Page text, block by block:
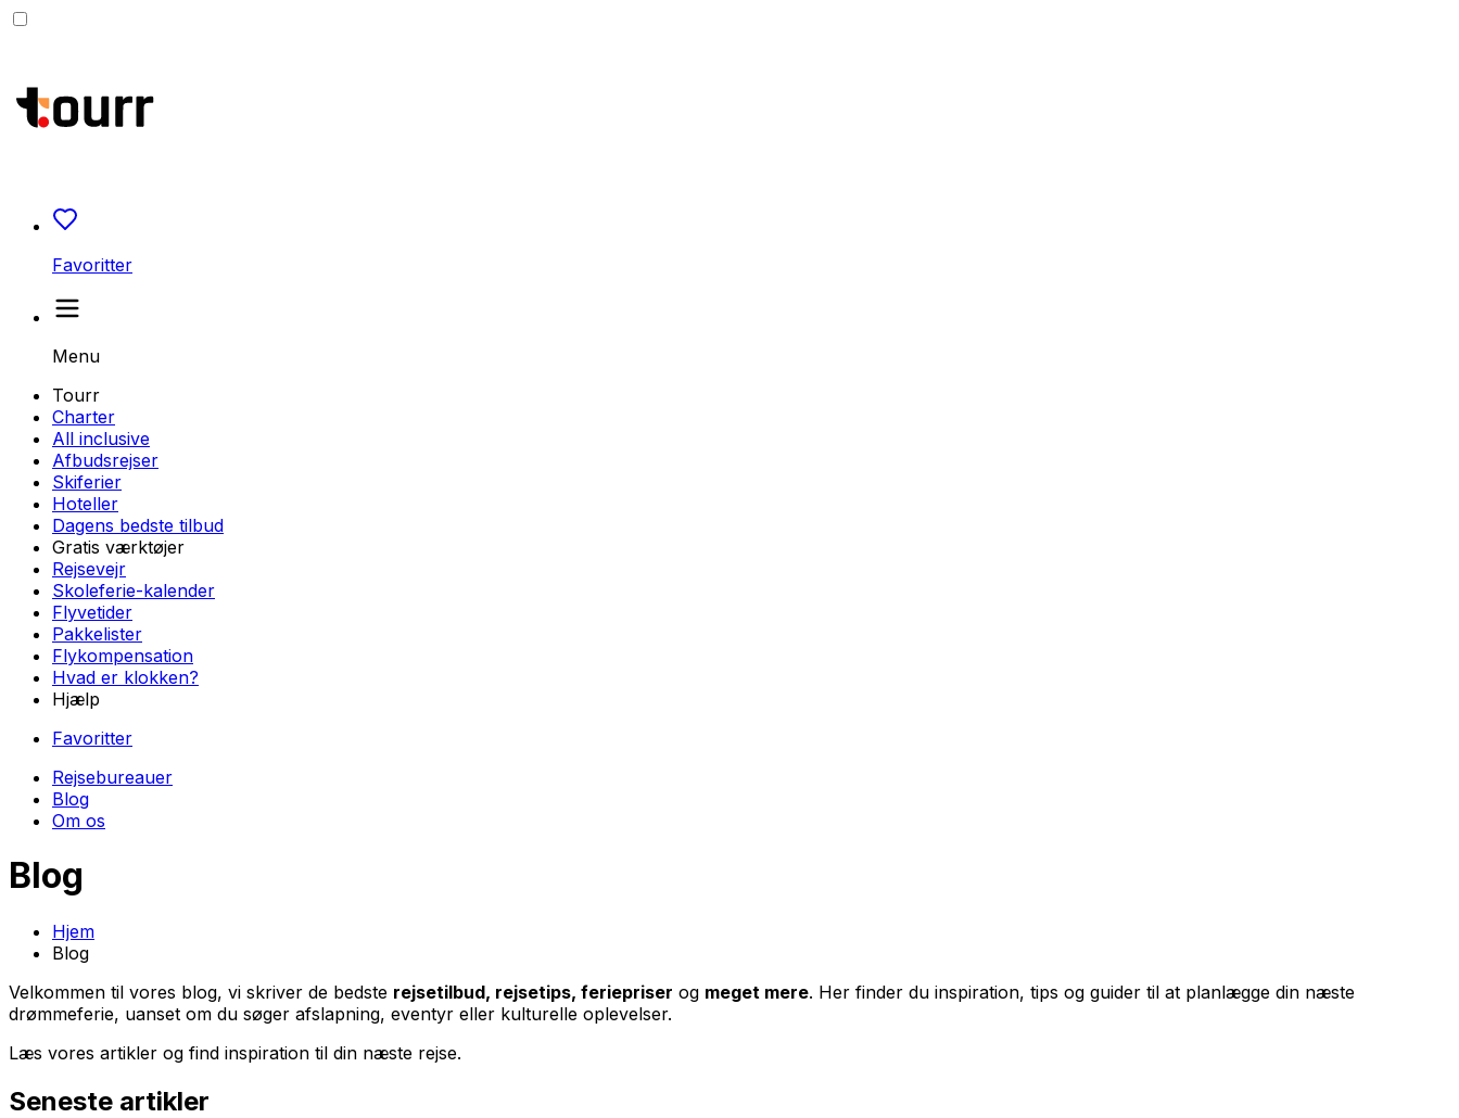
Favoritter
Menu
Tourr
Charter
All inclusive
Afbudsrejser
Skiferier
Hoteller
Dagens bedste tilbud
Gratis værktøjer
Rejsevejr
Skoleferie-kalender
Flyvetider
Pakkelister
Flykompensation
Hvad er klokken?
Hjælp
Favoritter
Rejsebureauer
Blog
Om os
Blog
Hjem
Blog
Velkommen til vores blog, vi skriver de bedste rejsetilbud, rejsetips, feriepriser og meget mere. Her finder du inspiration, tips og guider til at planlægge din næste
drømmeferie, uanset om du søger afslapning, eventyr eller kulturelle oplevelser.
Læs vores artikler og find inspiration til din næste rejse.
Seneste artikler